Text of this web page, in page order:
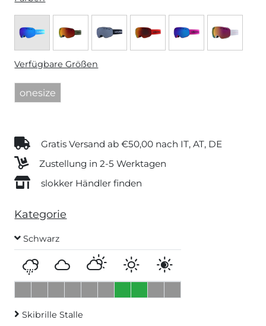
Verfügbare Größen
onesize
Gratis Versand ab €50,00 nach IT, AT, DE
Zustellung in 2-5 Werktagen
slokker Händler finden
Kategorie
Schwarz
Skibrille Stalle